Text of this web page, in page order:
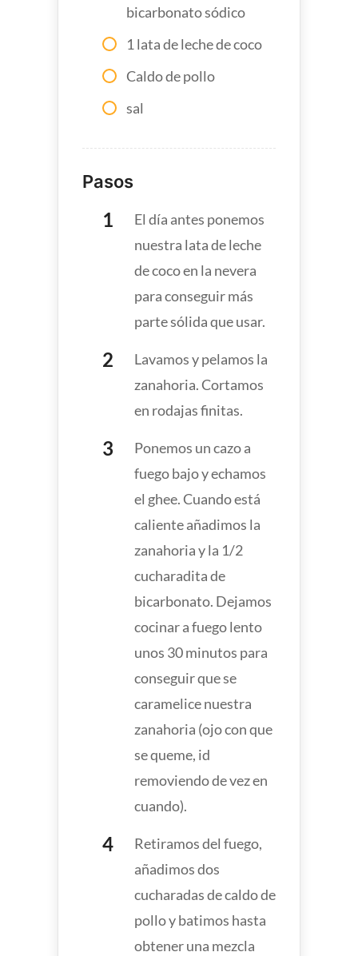
bicarbonato sódico
1 lata de leche de coco
Caldo de pollo
sal
Pasos
El día antes ponemos
nuestra lata de leche
de coco en la nevera
para conseguir más
parte sólida que usar.
Lavamos y pelamos la
zanahoria. Cortamos
en rodajas finitas.
Ponemos un cazo a
fuego bajo y echamos
el ghee. Cuando está
caliente añadimos la
zanahoria y la 1/2
cucharadita de
bicarbonato. Dejamos
cocinar a fuego lento
unos 30 minutos para
conseguir que se
caramelice nuestra
zanahoria (ojo con que
se queme, id
removiendo de vez en
cuando).
Retiramos del fuego,
añadimos dos
cucharadas de caldo de
pollo y batimos hasta
obtener una mezcla